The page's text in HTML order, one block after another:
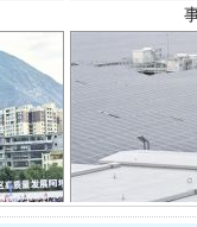
规模